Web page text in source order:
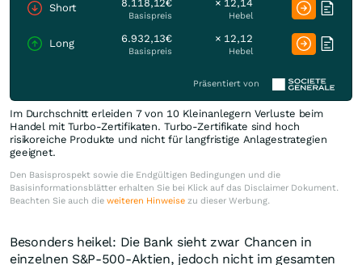
Short 8.118,12€
Basispreis
× 12,14
Hebel
Long 6.932,13€
Basispreis
× 12,12
Hebel
Präsentiert von
Im Durchschnitt erleiden 7 von 10 Kleinanlegern Verluste beim
Handel mit Turbo-Zertifikaten. Turbo-Zertifikate sind hoch
risikoreiche Produkte und nicht für langfristige Anlagestrategien
geeignet.
Den Basisprospekt sowie die Endgültigen Bedingungen und die
Basisinformationsblätter erhalten Sie bei Klick auf das Disclaimer Dokument.
Beachten Sie auch die weiteren Hinweise zu dieser Werbung.
Besonders heikel: Die Bank sieht zwar Chancen in
einzelnen S&P-500-Aktien, jedoch nicht im gesamten